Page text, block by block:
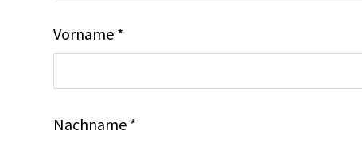
Vorname *
Nachname *